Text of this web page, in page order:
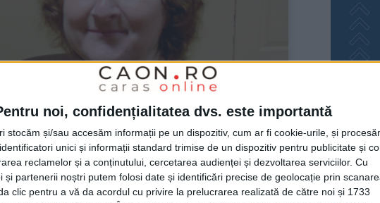
noi, confidențialitatea dvs. este importantă
stocăm și/sau accesăm informații pe un dispozitiv, cum ar fi cookie-urile, și
unici și informații standard trimise de un dispozitiv pentru publicitate și
reclamelor și a conținutului, cercetarea audienței și dezvoltarea serviciilor. Cu
și partenerii noștri putem folosi date și identificări precise de geolocație prin
clic pentru a vă da acordul cu privire la prelucrarea realizată de către noi și 1733